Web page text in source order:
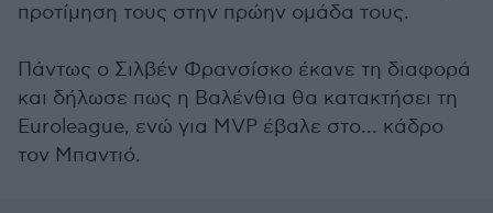
προτίμηση τους στην πρώην ομάδα τους.
Πάντως ο Σιλβέν Φρανσίσκο έκανε τη διαφορά
και δήλωσε πως η Βαλένθια θα κατακτήσει τη
Euroleague, ενώ για MVP έβαλε στο... κάδρο
τον Μπαντιό.